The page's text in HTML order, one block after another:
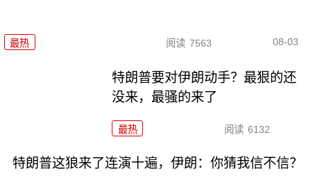
最热 阅读 7563 08-03
特朗普要对伊朗动手？最狠的还
没来，最骚的来了
最热 阅读 6132
特朗普这狼来了连演十遍，伊朗：你猜我信不信？